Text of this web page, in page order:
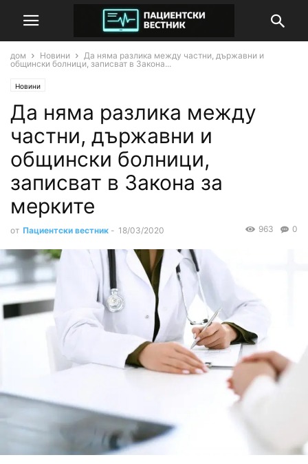
дом Новини
Да няма разлика между частни, държавни и
общински болници, записват в Закона...
Новини
Да няма разлика между
частни, държавни и
общински болници,
записват в Закона за
мерките
от Пациентски вестник - 18/03/2020 0
963